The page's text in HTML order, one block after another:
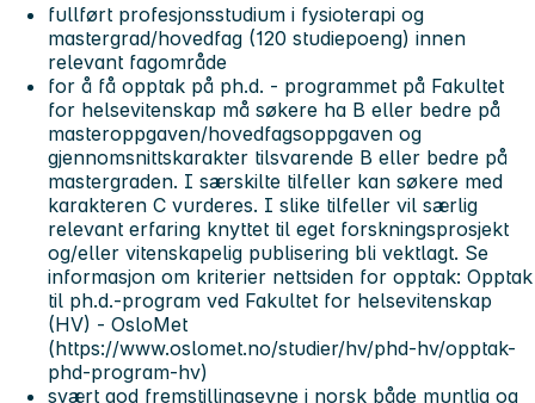
fullført profesjonsstudium i fysioterapi og
mastergrad/hovedfag (120 studiepoeng) innen
relevant fagområde
for å få opptak på ph.d. - programmet på Fakultet
for helsevitenskap må søkere ha B eller bedre på
masteroppgaven/hovedfagsoppgaven og
gjennomsnittskarakter tilsvarende B eller bedre på
mastergraden. I særskilte tilfeller kan søkere med
karakteren C vurderes. I slike tilfeller vil særlig
relevant erfaring knyttet til eget forskningsprosjekt
og/eller vitenskapelig publisering bli vektlagt. Se
informasjon om kriterier nettsiden for opptak: Opptak
til ph.d.-program ved Fakultet for helsevitenskap
(HV) - OsloMet
(https://www.oslomet.no/studier/hv/phd-hv/opptak-
phd-program-hv)
svært god fremstillingsevne i norsk både muntlig og